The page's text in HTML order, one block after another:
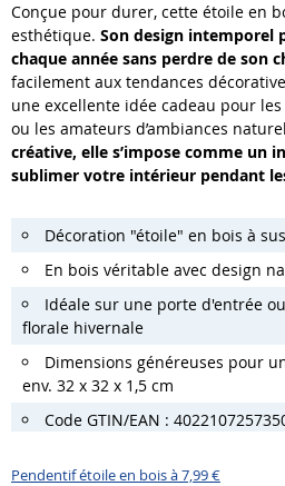
Conçue pour durer, cette étoile en
esthétique. Son design intemporel
chaque année sans perdre de son
facilement aux tendances
une excellente idée cadeau pour
ou les amateurs d’ambiances
créative, elle s’impose comme un
sublimer votre intérieur pendant
Décoration "étoile" en bois à
En bois véritable avec design
Idéale sur une porte d'entrée
florale hivernale
Dimensions généreuses pour
env. 32 x 32 x 1,5 cm
Code GTIN/EAN :
Pendentif étoile en bois à 7,99 €